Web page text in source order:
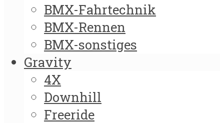
BMX-Fahrtechnik
BMX-Rennen
BMX-sonstiges
Gravity
4X
Downhill
Freeride